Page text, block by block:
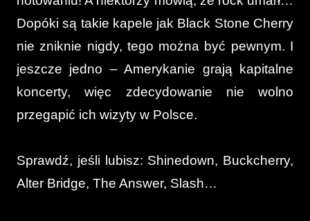
Dopóki są takie kapele jak Black Stone Cherry
nie zniknie nigdy, tego można być pewnym. I
jeszcze jedno – Amerykanie grają kapitalne
koncerty, więc zdecydowanie nie wolno
przegapić ich wizyty w Polsce.
Sprawdź, jeśli lubisz: Shinedown, Buckcherry,
Alter Bridge, The Answer, Slash…